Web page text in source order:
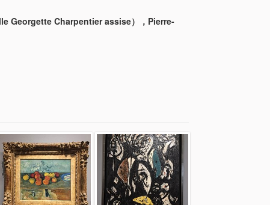
Georgette Charpentier assise），Pierre-